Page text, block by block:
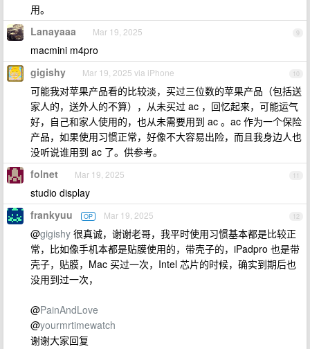
用。
9
Lanayaaa Mar 19, 2025
macmini m4pro
10
gigishy Mar 19, 2025 via iPhone
可能我对苹果产品看的比较淡，买过三位数的苹果产品（包括送
家人的，送外人的不算），从未买过 ac ，回忆起来，可能运气
好，自己和家人使用的，也从未需要用到 ac 。ac 作为一个保险
产品，如果使用习惯正常，好像不大容易出险，而且我身边人也
没听说谁用到 ac 了。供参考。
11
folnet Mar 19, 2025
studio display
12
frankyuu OP Mar 19, 2025
@gigishy 很真诚，谢谢老哥，我平时使用习惯基本都是比较正
常，比如像手机本都是贴膜使用的，带壳子的，iPadpro 也是带
壳子，贴膜，Mac 买过一次，Intel 芯片的时候，确实到期后也
没用到过一次，
@PainAndLove
@yourmrtimewatch
谢谢大家回复